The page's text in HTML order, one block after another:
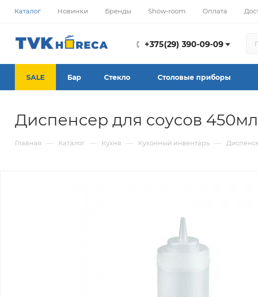
Каталог Новинки Бренды Show-room Оплата
+375(29) 390-09-09
SALE Бар Стекло Столовые приборы
Диспенсер для соусов
Главная — Каталог — Кухня — Кухонный инвентарь —